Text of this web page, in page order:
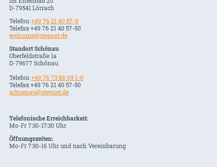
D-79541 Lörrach
Telefon+49 76 21 40 57-0
Telefax +49 76 21 40 57-50
welcome@stepnet.de
Standort Schönau
Oberfeldstraße 1a
D-79677 Schönau
Telefon+49 76 73 88 09 1-0
Telefax +49 76 21 40 57-50
schoenau@stepnet.de
Telefonische Erreichbarkeit:
Mo-Fr 7:30-17:30 Uhr
Öffnungszeiten:
Mo-Fr 7:30-16 Uhr und nach Vereinbarung